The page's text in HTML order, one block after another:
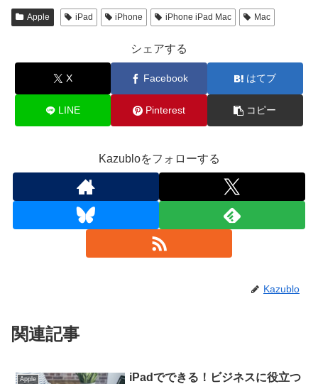
Apple iPad iPhone iPhone iPad Mac Mac
シェアする
X Facebook はてブ
LINE Pinterest コピー
Kazubloをフォローする
Kazublo
関連記事
Apple
iPadでできる！ビジネスに役立つ